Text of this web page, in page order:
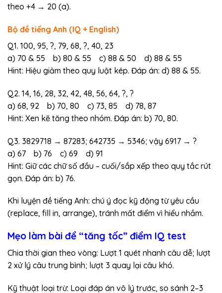
theo +4 → 20 (a).
Bộ đề tiếng Anh (IQ + English)
Q1. 100, 95, ?, 79, 68, ?, 40, 23
a) 70 & 55 b) 80 & 55 c) 88 & 50 d) 88 & 55
Hint: Hiệu giảm theo quy luật kép. Đáp án: d) 88 & 55.
Q2. 14, 16, 28, 32, 42, 48, 56, 64, ?, ?
a) 68, 92 b) 70, 80 c) 73, 85 d) 78, 87
Hint: Xen kẽ tăng theo nhóm. Đáp án: b) 70, 80.
Q3. 3829718 → 87283; 642735 → 5346; vậy 6917 → ?
a) 67 b) 76 c) 69 d) 91
Hint: Giữ các chữ số đầu – cuối/sắp xếp theo quy tắc rút
gọn. Đáp án: b) 76.
Khi luyện đề tiếng Anh: chú ý đọc kỹ động từ yêu cầu
(replace, fill in, arrange), tránh mất điểm vì hiểu nhầm.
Mẹo làm bài để “tăng tốc” điểm IQ test
Chia thời gian theo vòng: Lượt 1 quét nhanh câu dễ; lượt
2 xử lý câu trung bình; lượt 3 quay lại câu khó.
Kỹ thuật loại trừ: Loại đáp án vô lý trước, so sánh 2–3